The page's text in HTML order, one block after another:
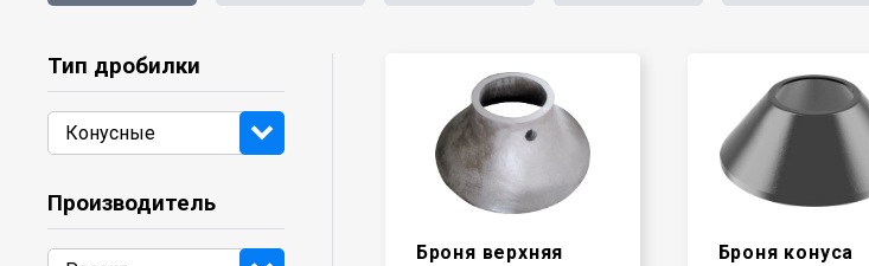
Тип дробилки
Производитель
Броня верхняя
Броня конуса